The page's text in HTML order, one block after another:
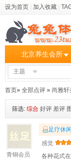
设为首页 加入收藏
北京养生会所
主题
首页» 全部点评 » 尚雅轩
筛选: 综合 好评 差评
青铜会员
足疗休
感觉
各种花式